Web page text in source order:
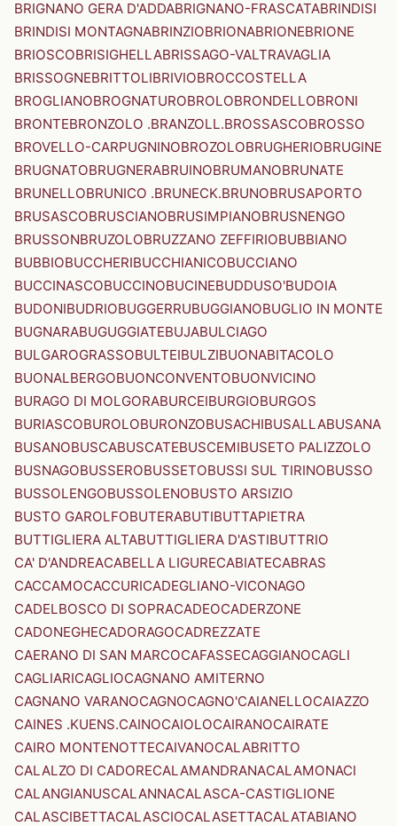
BRIGNANO GERA D'ADDABRIGNANO-FRASCATABRINDISI
BRINDISI MONTAGNABRINZIOBRIONABRIONEBRIONE
BRIOSCOBRISIGHELLABRISSAGO-VALTRAVAGLIA
BRISSOGNEBRITTOLIBRIVIOBROCCOSTELLA
BROGLIANOBROGNATUROBROLOBRONDELLOBRONI
BRONTEBRONZOLO .BRANZOLL.BROSSASCOBROSSO
BROVELLO-CARPUGNINOBROZOLOBRUGHERIOBRUGINE
BRUGNATOBRUGNERABRUINOBRUMANOBRUNATE
BRUNELLOBRUNICO .BRUNECK.BRUNOBRUSAPORTO
BRUSASCOBRUSCIANOBRUSIMPIANOBRUSNENGO
BRUSSONBRUZOLOBRUZZANO ZEFFIRIOBUBBIANO
BUBBIOBUCCHERIBUCCHIANICOBUCCIANO
BUCCINASCOBUCCINOBUCINEBUDDUSO'BUDOIA
BUDONIBUDRIOBUGGERRUBUGGIANOBUGLIO IN MONTE
BUGNARABUGUGGIATEBUJABULCIAGO
BULGAROGRASSOBULTEIBULZIBUONABITACOLO
BUONALBERGOBUONCONVENTOBUONVICINO
BURAGO DI MOLGORABURCEIBURGIOBURGOS
BURIASCOBUROLOBURONZOBUSACHIBUSALLABUSANA
BUSANOBUSCABUSCATEBUSCEMIBUSETO PALIZZOLO
BUSNAGOBUSSEROBUSSETOBUSSI SUL TIRINOBUSSO
BUSSOLENGOBUSSOLENOBUSTO ARSIZIO
BUSTO GAROLFOBUTERABUTIBUTTAPIETRA
BUTTIGLIERA ALTABUTTIGLIERA D'ASTIBUTTRIO
CA' D'ANDREACABELLA LIGURECABIATECABRAS
CACCAMOCACCURICADEGLIANO-VICONAGO
CADELBOSCO DI SOPRACADEOCADERZONE
CADONEGHECADORAGOCADREZZATE
CAERANO DI SAN MARCOCAFASSECAGGIANOCAGLI
CAGLIARICAGLIOCAGNANO AMITERNO
CAGNANO VARANOCAGNOCAGNO'CAIANELLOCAIAZZO
CAINES .KUENS.CAINOCAIOLOCAIRANOCAIRATE
CAIRO MONTENOTTECAIVANOCALABRITTO
CALALZO DI CADORECALAMANDRANACALAMONACI
CALANGIANUSCALANNACALASCA-CASTIGLIONE
CALASCIBETTACALASCIOCALASETTACALATABIANO